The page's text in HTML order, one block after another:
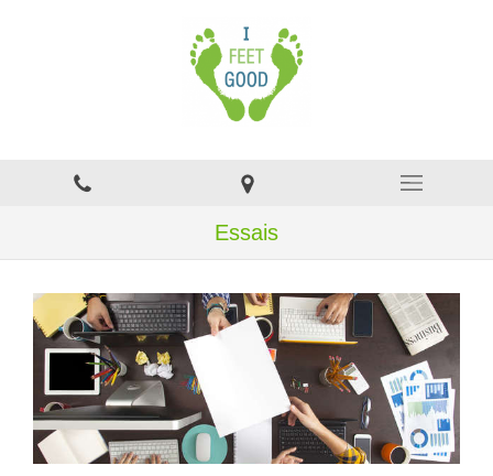
Essais